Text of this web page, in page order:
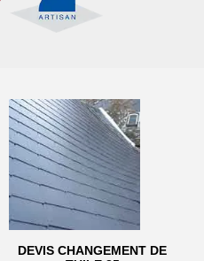
DEVIS CHANGEMENT DE